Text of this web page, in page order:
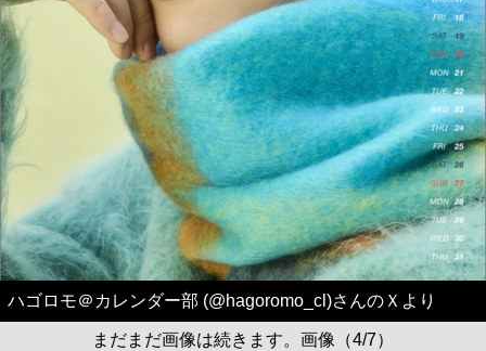
ハゴロモ＠カレンダー部 (@hagoromo_cl)さんのＸより
まだまだ画像は続きます。画像（4/7）